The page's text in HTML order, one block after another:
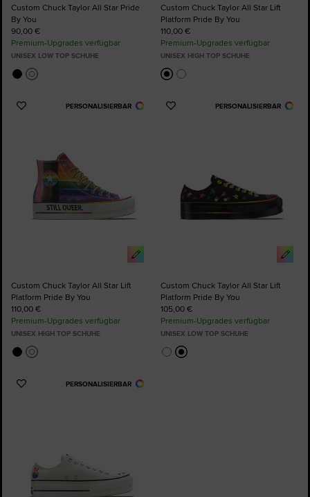
Custom Chuck Taylor All Star Pride
By You
90,00 €
Premium-Upgrades verfügbar
UNISEX LOW TOP SCHUHE
Custom Chuck Taylor All Star Lift
Platform Pride By You
110,00 €
Premium-Upgrades verfügbar
UNISEX HIGH TOP SCHUHE
PERSONALISIERBAR
Zu
Custom Chuck Taylor All Star Lift
Platform Pride By You
110,00 €
Premium-Upgrades verfügbar
UNISEX HIGH TOP SCHUHE
PERSONALISIERBAR
Zu
Custom Chuck Taylor All Star Lift
Platform Pride By You
105,00 €
Premium-Upgrades verfügbar
UNISEX LOW TOP SCHUHE
PERSONALISIERBAR
Zu